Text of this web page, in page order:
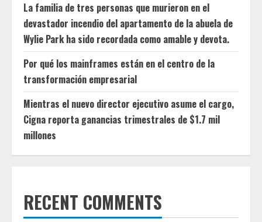
La familia de tres personas que murieron en el
devastador incendio del apartamento de la abuela de
Wylie Park ha sido recordada como amable y devota.
Por qué los mainframes están en el centro de la
transformación empresarial
Mientras el nuevo director ejecutivo asume el cargo,
Cigna reporta ganancias trimestrales de $1.7 mil
millones
RECENT COMMENTS